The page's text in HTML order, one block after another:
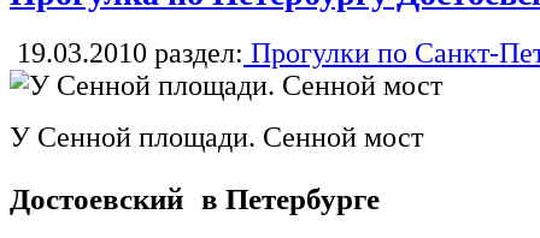
19.03.2010 раздел: Прогулки по Санкт-
У Сенной площади. Сенной мост
Достоевский в Петербурге